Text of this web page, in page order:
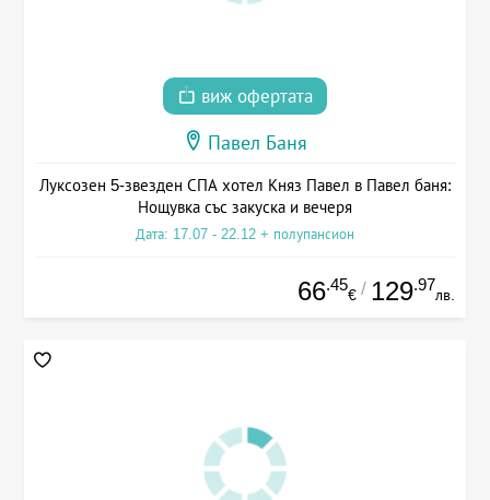
виж офертата
Павел Баня
Луксозен 5-звезден СПА хотел Княз Павел в Павел баня:
Нощувка със закуска и вечеря
Дата: 17.07 - 22.12 + полупансион
66.45
€ / 129.97
лв.